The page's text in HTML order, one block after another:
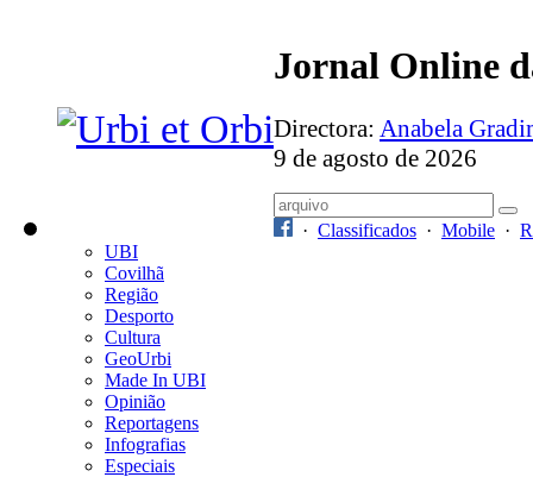
Jornal Online
Directora: Anabela
9 de agosto de 2026
· Classificados · Mobile ·
UBI
Covilhã
Região
Desporto
Cultura
GeoUrbi
Made In UBI
Opinião
Reportagens
Infografias
Especiais